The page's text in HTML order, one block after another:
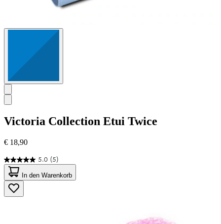
Victoria Collection Etui Twice
€ 18,90
5.0 (5)
5.0
von
5
Sternen.
5
In den Warenkorb